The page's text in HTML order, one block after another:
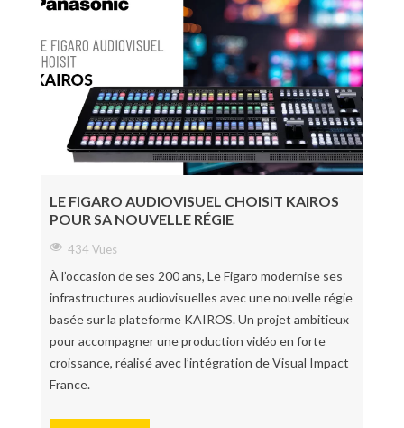
LE FIGARO AUDIOVISUEL CHOISIT KAIROS
POUR SA NOUVELLE RÉGIE
434 Vues
À l’occasion de ses 200 ans, Le Figaro modernise ses
infrastructures audiovisuelles avec une nouvelle régie
basée sur la plateforme KAIROS. Un projet ambitieux
pour accompagner une production vidéo en forte
croissance, réalisé avec l’intégration de Visual Impact
France.